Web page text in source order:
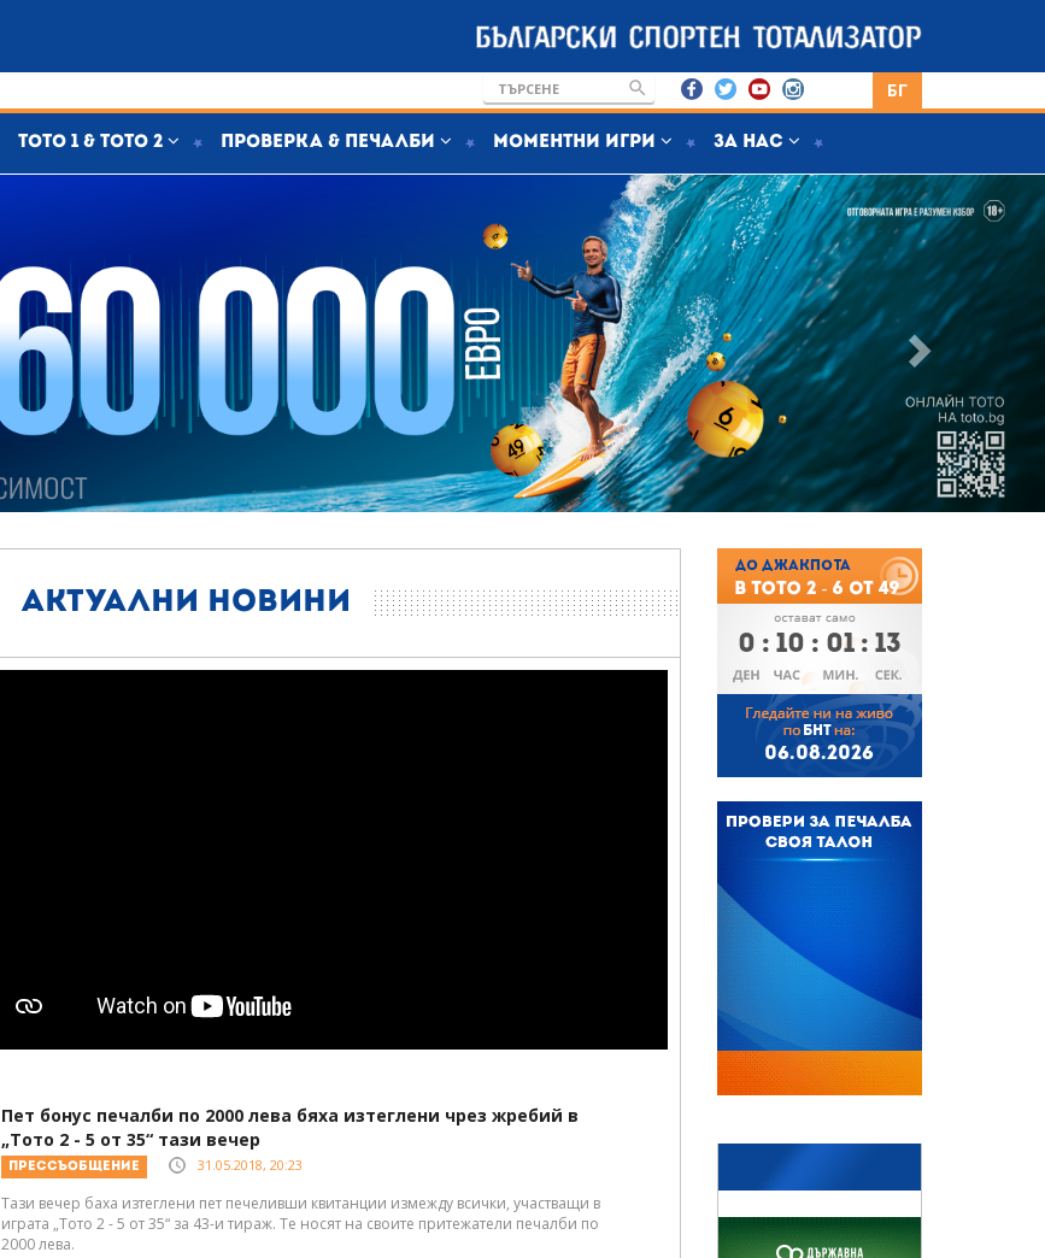
БГ
Тото 1 & Тото 2 Проверка & печалби Моментни игри За нас
@Next
Актуални новини
Пет бонус печалби по 2000 лева бяха изтеглени чрез жребий в
„Тото 2 - 5 от 35“ тази вечер
Прессъобщение 31.05.2018, 20:23
Тази вечер баха изтеглени пет печеливши квитанции измежду всички, участващи в
играта „Тото 2 - 5 от 35“ за 43-и тираж. Те носят на своите притежатели печалби по
2000 лева.
0 : 10 : 01 : 12
БНТ
06.08.2026